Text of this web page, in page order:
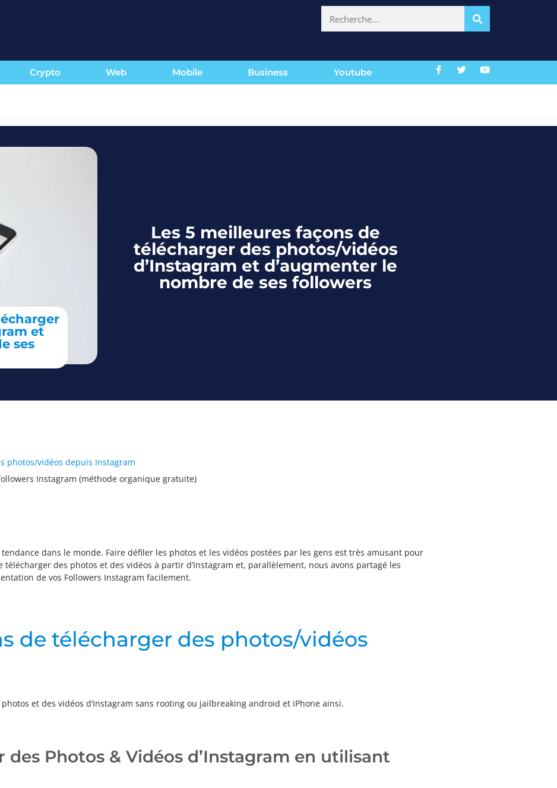
Crypto Web Mobile Business Youtube
et
ses
Les 5 meilleures façons de
télécharger des photos/vidéos
d’Instagram et d’augmenter le
nombre de ses followers
photos/vidéos depuis Instagram
Instagram (méthode organique gratuite)
dans le monde. Faire défiler les photos et les vidéos postées par les gens est très amusant pour
des photos et des vidéos à partir d’Instagram et, parallèlement, nous avons partagé les
de vos Followers Instagram facilement.
de télécharger des photos/vidéos
et des vidéos d’Instagram sans rooting ou jailbreaking android et iPhone ainsi.
des Photos & Vidéos d’Instagram en utilisant